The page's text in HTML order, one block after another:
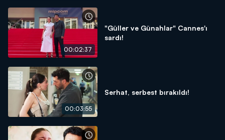
00:02:37
"Güller ve Günahlar" Cannes'ı
sardı!
00:03:55
Serhat, serbest bırakıldı!